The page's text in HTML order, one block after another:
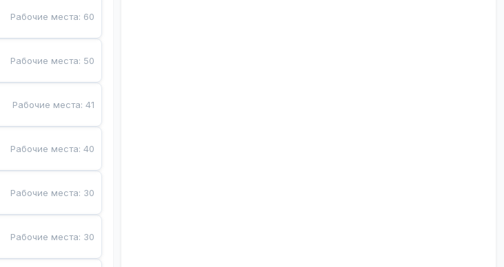
Рабочие места: 60
Рабочие места: 50
Рабочие места:41
Рабочие места:40
Рабочие места: 30
Рабочие места: 30